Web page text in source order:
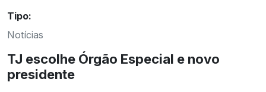
Tipo:
Notícias
TJ escolhe Órgão Especial e novo
presidente